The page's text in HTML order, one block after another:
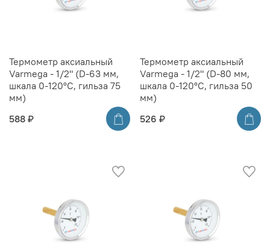
Термометр аксиальный
Varmega - 1/2" (D-63 мм,
шкала 0-120°C, гильза 75
мм)
588 ₽
Термометр аксиальный
Varmega - 1/2" (D-80 мм,
шкала 0-120°C, гильза 50
мм)
526 ₽